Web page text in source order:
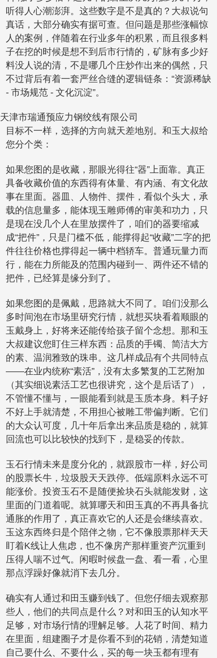
听得人心潮澎湃。这些数字是不是真的？大叔说句
真话，大部分确实有据可查。但问题是那些涨幅惊
人的案例，伴随着在行业多年的积累，而且很多料
子在挖的时候是想不到后市行情的，矿脉有多少好
料没人说的清，不是哪几个庄炒作出来的偶然，只
不过背后有着一套严丝合缝的逻辑链条：“资源稀缺
- 市场规范 - 文化沉淀”。
天津市瑞通预应力钢绞线有限公司
目标不一样，选择的方向就天差地别。和玉大叔给
您分个类：
如果您图的是收藏，那眼光得往“器”上面靠。真正
具备收藏价值的东西得有体量、有内涵、有文化故
事在里面。器皿、人物件、摆件，看似个头大，承
载的信息量多，能体现玉雕师傅的审美和功力，只
是现在没几个人在里放摆件了，咱们的器要缩减
成“把件”，只是门槛不低，能撑得起“收藏”二字的把
件往往价格也撑得起一辆中档轿车。普通玩量力而
行，能在力所能及的范围内碰到一、两件还不错的
把件，已经算是缘分到了。
如果您图的是佩戴，思路就大不同了。咱们没那么
多时间泡在市场里研究行情，就想买块看着顺眼的
玉戴身上，好将来还能传给孩子留个念想。那和玉
大叔建议您盯住三样东西：品质的手镯、简洁大方
的素、温润雅致的珠串。这几样成品有个共同特点
——在业内统称“素活”，没有太多繁复的工艺附加
（其实细说素活工艺也很讲究，这个是后话了），
不管懂不懂与，一眼能看到就是玉质本身。料子好
不好上手就清楚，不用担心被雕工带偏判断。它们
的大众认可度，几十年后拿出来品质是稳的，就算
回流也可以比较快的找到下，是稳妥的传款。
玉石行情未来是度分化的，就跟股市一样，好公司
的股票长牛，垃圾股天天跌停。低端原料永远不可
能涨价。投资玉石不是随便捡块石头就能发财，这
里面的门道着呢。就算哪天和田玉真的不再具备抗
通胀的作用了，真正喜欢它的人还是会继续喜欢。
玉这东西终归是个陪伴之物，它不像股票那样天天
盯着K线让人焦虑，也不像房产那样重资产沉重到
压得人喘不过气。闲暇时候盘一盘、看一看，心里
那点浮躁好像就消下去几分。
确实有人通过和田玉赚到钱了。但您仔细去观察那
些人，他们的共同点是什么？对和田玉的认知水平
足够，对市场行情的理解足够。人花了时间、精力
在里面，组建圈子才是你看不到的花销，清楚知道
自己要什么、不要什么，买的每一块玉都有理有